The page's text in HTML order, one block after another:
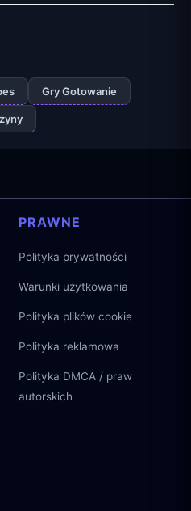
Gry Gotowanie
PRAWNE
Polityka prywatności
Warunki użytkowania
Polityka plików cookie
Polityka reklamowa
Polityka DMCA / praw
autorskich